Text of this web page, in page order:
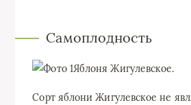
Самоплодность
Яблоня Жигулевское.
Сорт яблони Жигулевское не